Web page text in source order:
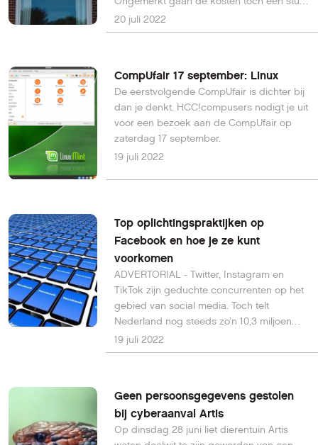
omhoog.
20 juli 2022
CompUfair 17 september: Linux
De eerstvolgende CompUfair is dichter bij
dan je denkt. HCC!compusers nodigt je uit
voor een bezoek aan de CompUfair op
zaterdag 17 september.
19 juli 2022
Top oplichtingspraktijken op
Facebook en hoe je ze kunt
voorkomen
ADVERTORIAL - Twitter, Instagram en
TikTok zijn geduchte concurrenten op het
gebied van social media. Toch telt
Nederland nog steeds zo’n 10,3 miljoen
mensen met een Facebook-account. Na
WhatsApp blijft Facebook ook in 2022 een
19 juli 2022
Geen persoonsgegevens gestolen
bij cyberaanval Artis
Op dinsdag 28 juni liet dierentuin Artis